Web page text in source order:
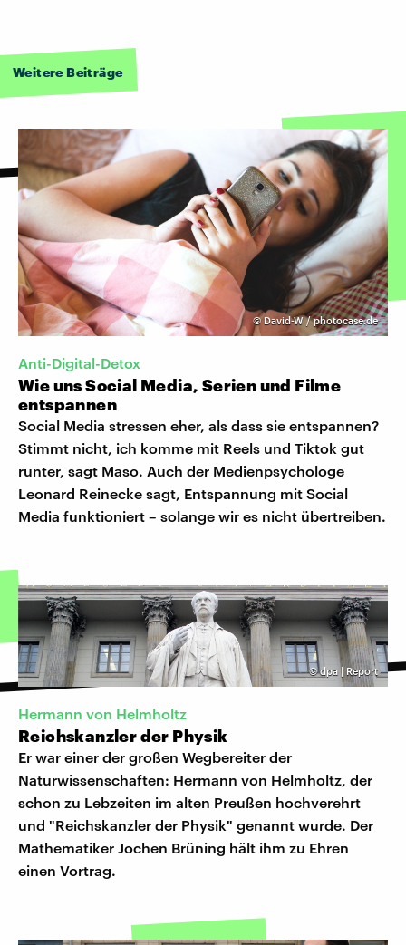
Weitere Beiträge
© David-W / photocase.de
Anti-Digital-Detox
Wie uns Social Media, Serien und Filme
entspannen
Social Media stressen eher, als dass sie entspannen?
Stimmt nicht, ich komme mit Reels und Tiktok gut
runter, sagt Maso. Auch der Medienpsychologe
Leonard Reinecke sagt, Entspannung mit Social
Media funktioniert – solange wir es nicht übertreiben.
©dpa | Report
Hermann von Helmholtz
Reichskanzler der Physik
Er war einer der großen Wegbereiter der
Naturwissenschaften: Hermann von Helmholtz, der
schon zu Lebzeiten im alten Preußen hochverehrt
und "Reichskanzler der Physik" genannt wurde. Der
Mathematiker Jochen Brüning hält ihm zu Ehren
einen Vortrag.